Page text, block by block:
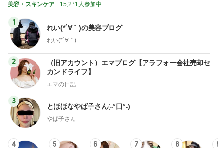
美容・スキンケア 15,271人参加中
1
れい(*´∀｀)の美容ブログ
れい(*´∀｀)
2
（旧アカウント）エマブログ【アラフォー会社売却セ
カンドライフ】
エマの日記
3
とほほなやば子さん(˶°口°˶)
やば子さん
4 5 6 7 8